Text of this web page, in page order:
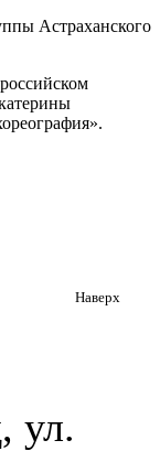
Астраханского
Наверх
ул.